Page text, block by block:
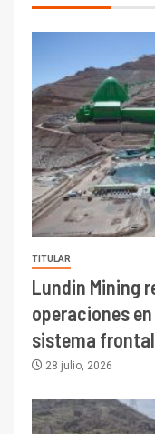
TITULAR
Lundin Mining
operaciones
sistema frontal
28 julio, 2026